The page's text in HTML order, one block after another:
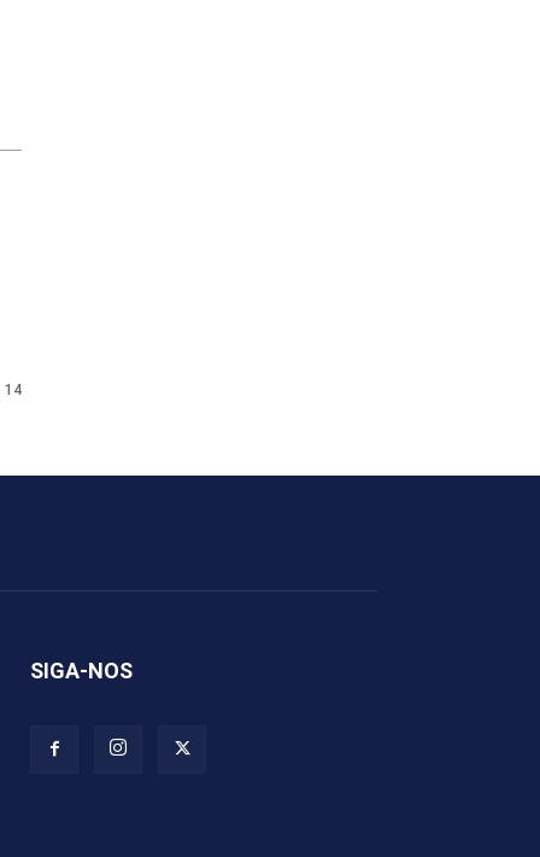
14
SIGA-NOS